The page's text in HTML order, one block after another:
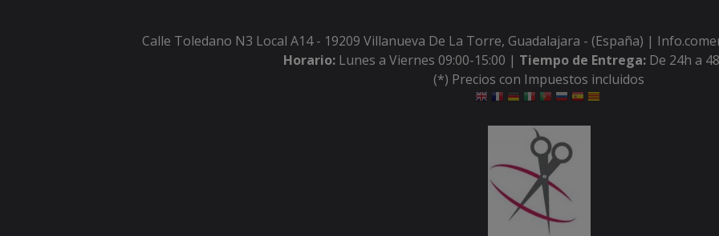
Calle Toledano N3 Local A14 - 19209 Villanueva De La Torre, Guadalajara - (España) |
Horario: Lunes a Viernes 09:00-15:00 | Tiempo de Entrega: De 24h a
(*) Precios con Impuestos incluidos